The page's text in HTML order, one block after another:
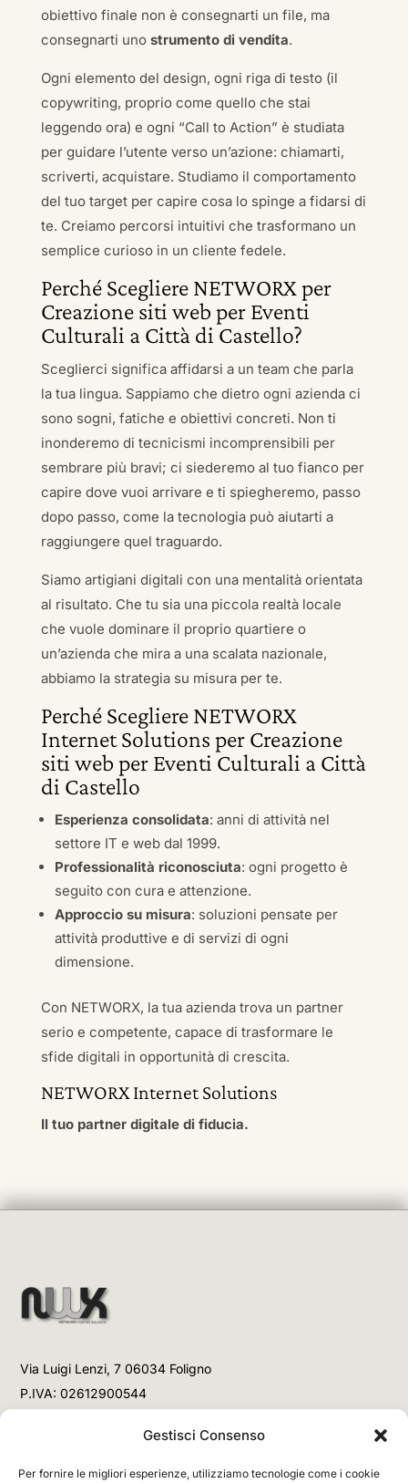
Gestisci Consenso
Per fornire le migliori esperienze, utilizziamo tecnologie come i cookie
obiettivo finale non è consegnarti un file, ma
consegnarti uno strumento di vendita.
Ogni elemento del design, ogni riga di testo (il
copywriting, proprio come quello che stai
leggendo ora) e ogni “Call to Action” è studiata
per guidare l’utente verso un’azione: chiamarti,
scriverti, acquistare. Studiamo il comportamento
del tuo target per capire cosa lo spinge a fidarsi di
te. Creiamo percorsi intuitivi che trasformano un
semplice curioso in un cliente fedele.
Perché Scegliere NETWORX per
Creazione siti web per Eventi
Culturali a Città di Castello?
Sceglierci significa affidarsi a un team che parla
la tua lingua. Sappiamo che dietro ogni azienda ci
sono sogni, fatiche e obiettivi concreti. Non ti
inonderemo di tecnicismi incomprensibili per
sembrare più bravi; ci siederemo al tuo fianco per
capire dove vuoi arrivare e ti spiegheremo, passo
dopo passo, come la tecnologia può aiutarti a
raggiungere quel traguardo.
Siamo artigiani digitali con una mentalità orientata
al risultato. Che tu sia una piccola realtà locale
che vuole dominare il proprio quartiere o
un’azienda che mira a una scalata nazionale,
abbiamo la strategia su misura per te.
Perché Scegliere NETWORX
Internet Solutions per Creazione
siti web per Eventi Culturali a Città
di Castello
Esperienza consolidata: anni di attività nel
settore IT e web dal 1999.
Professionalità riconosciuta: ogni progetto è
seguito con cura e attenzione.
Approccio su misura: soluzioni pensate per
attività produttive e di servizi di ogni
dimensione.
Con NETWORX, la tua azienda trova un partner
serio e competente, capace di trasformare le
sfide digitali in opportunità di crescita.
NETWORX Internet Solutions
Il tuo partner digitale di fiducia.
Via Luigi Lenzi, 7 06034 Foligno
P.IVA: 02612900544
+39 3477853708 (Chiamata)